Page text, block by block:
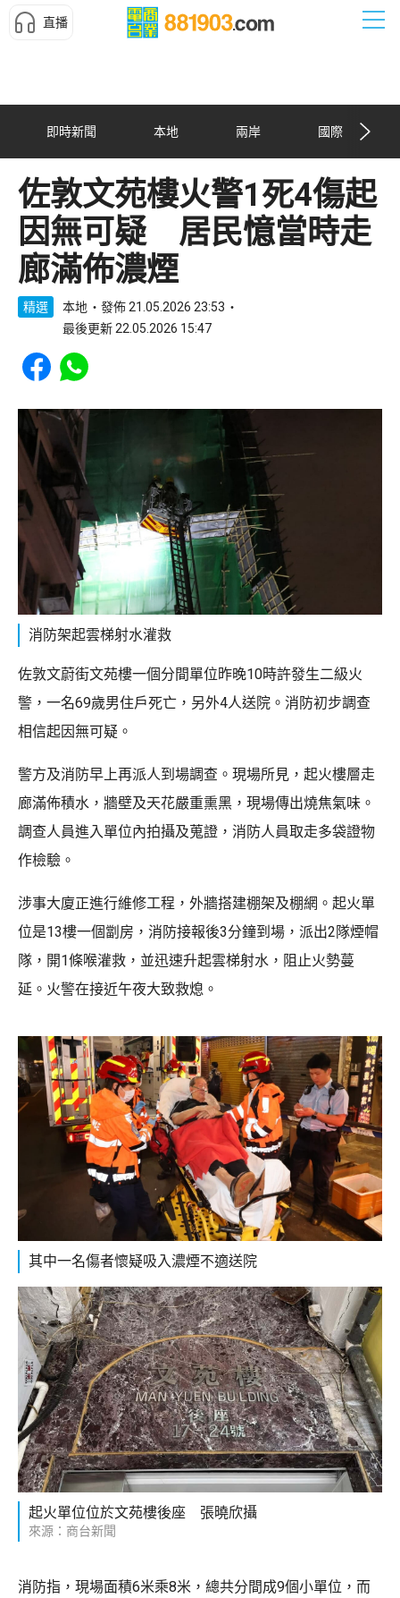
直播
即時新聞 本地 兩岸 國際
佐敦文苑樓火警1死4傷起
因無可疑 居民憶當時走
廊滿佈濃煙
精選 本地
發佈 21.05.2026 23:53
最後更新 22.05.2026 15:47
Share to Facebook
Share to WhatsApp
消防架起雲梯射水灌救
佐敦文蔚街文苑樓一個分間單位昨晚10時許發生二級火
警，一名69歲男住戶死亡，另外4人送院。消防初步調查
相信起因無可疑。
警方及消防早上再派人到場調查。現場所見，起火樓層走
廊滿佈積水，牆壁及天花嚴重熏黑，現場傳出燒焦氣味。
調查人員進入單位內拍攝及蒐證，消防人員取走多袋證物
作檢驗。
涉事大廈正進行維修工程，外牆搭建棚架及棚網。起火單
位是13樓一個劏房，消防接報後3分鐘到場，派出2隊煙帽
隊，開1條喉灌救，並迅速升起雲梯射水，阻止火勢蔓
延。火警在接近午夜大致救熄。
其中一名傷者懷疑吸入濃煙不適送院
起火單位位於文苑樓後座 張曉欣攝
來源：商台新聞
消防指，現場面積6米乘8米，總共分間成9個小單位，而